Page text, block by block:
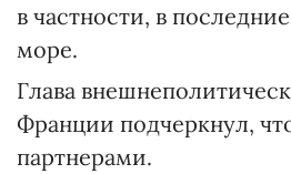
в частности, в
море.
Глава
Франции подчеркнул,
партнерами.